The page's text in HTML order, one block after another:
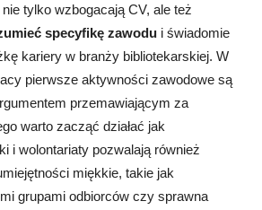
tylko wzbogacają CV, ale też
specyfikę zawodu i świadomie
kariery w branży bibliotekarskiej. W
pierwsze aktywności zawodowe są
przemawiającym za
warto zacząć działać jak
i wolontariaty pozwalają również
miękkie, takie jak
grupami odbiorców czy sprawna